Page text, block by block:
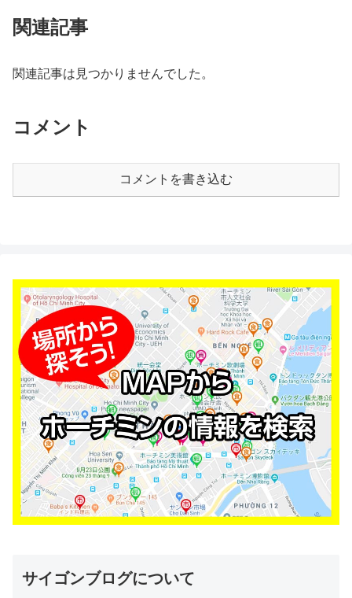
関連記事
関連記事は見つかりませんでした。
コメント
コメントを書き込む
サイゴンブログについて